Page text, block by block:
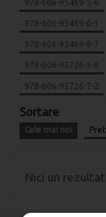
978-606-95469-5-6
978-606-95469-0-1
978-606-95469-8-7
978-606-95726-5-8
978-606-95726-7-2
Sortare
Cele mai noi Pret
Nici un rezultat